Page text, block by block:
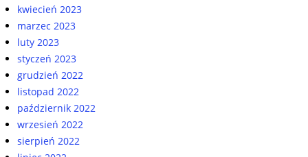
kwiecień 2023
marzec 2023
luty 2023
styczeń 2023
grudzień 2022
listopad 2022
październik 2022
wrzesień 2022
sierpień 2022